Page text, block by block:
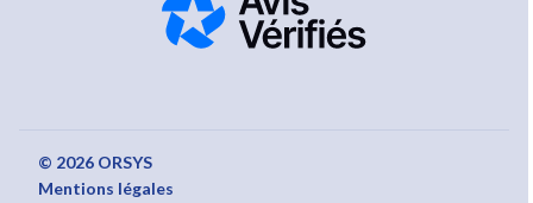
© 2026 ORSYS
Mentions légales